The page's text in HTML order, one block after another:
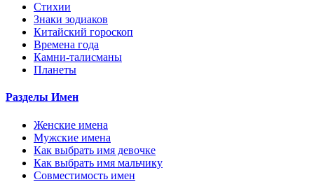
Стихии
Знаки зодиаков
Китайский гороскоп
Времена года
Камни-талисманы
Планеты
Разделы Имен
Женские имена
Мужские имена
Как выбрать имя девочке
Как выбрать имя мальчику
Совместимость имен